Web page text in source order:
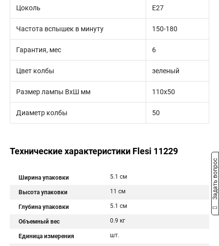
Цоколь E27
Частота вспышек в минуту 150-180
Гарантия, мес 6
Цвет колбы зеленый
Размер лампы ВхШ мм 110х50
Диаметр колбы 50
Технические характеристики Flesi 11229
Ширина упаковки 5.1 см
Высота упаковки 11 см
Глубина упаковки 5.1 см
Объемный вес 0.9 кг
Единица измерения шт.
Задать вопрос